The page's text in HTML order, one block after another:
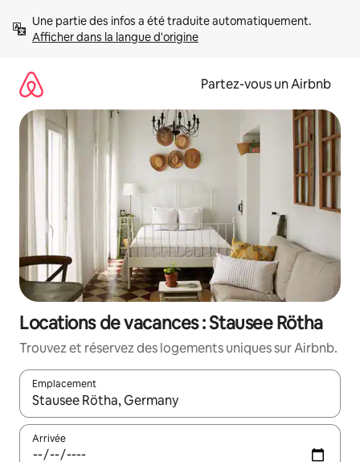
directement
Afficher dans la langue d'origine
Partez-vous un Airbnb
Locations de vacances : Stausee Rötha
Trouvez et réservez des logements uniques sur Airbnb.
Emplacement
Quand les résultats sont affichés, parcourez-les en utilisant
Arrivée